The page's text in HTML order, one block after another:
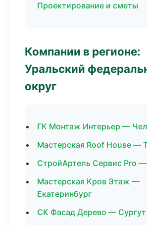
Проектирование и сметы
Компании в регионе:
Уральский
округ
ГК Монтаж Интерьер —
Мастерская Roof House —
СтройАртель Сервис Pro —
Мастерская Кров Этаж —
Екатеринбург
СК Фасад Дерево — Сургут